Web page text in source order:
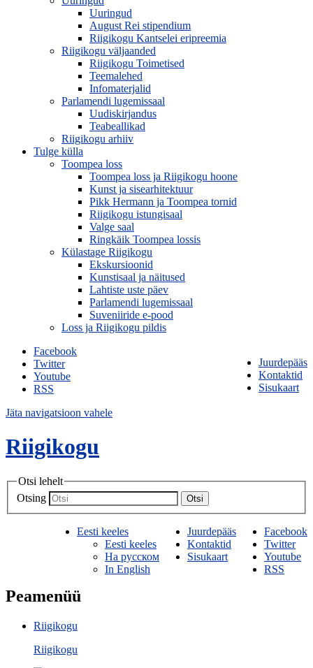
Uuringud
August Rei stipendium
Riigikogu Kantselei eripreemia
Riigikogu väljaanded
Riigikogu Toimetised
Teemalehed
Infomaterjalid
Parlamendi lugemissaal
Uudiskirjandus
Teabeallikad
Riigikogu arhiiv
Tulge külla
Toompea loss
Toompea loss ja Riigikogu hoone
Kunst ja sisearhitektuur
Pikk Hermann ja Toompea tornid
Riigikogu istungisaal
Valge saal
Ringkäik Toompea lossis
Külastage Riigikogu
Ekskursioonid
Kunstisaal ja näitused
Lahtiste uste päev
Parlamendi lugemissaal
Suveniiride e-pood
Loss ja Riigikogu pildis
Juurdepääs
Kontaktid
Sisukaart
Facebook
Twitter
Youtube
RSS
Jäta navigatsioon vahele
Riigikogu
Otsi lehelt
Otsing
Otsi
Facebook
Twitter
Youtube
RSS
Juurdepääs
Kontaktid
Sisukaart
Eesti keeles
Eesti keeles
На русском
In English
Peamenüü
Riigikogu
Riigikogu